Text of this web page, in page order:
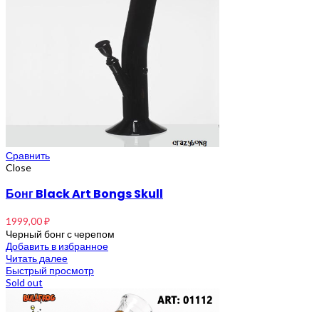
Сравнить
Close
Бонг Black Art Bongs Skull
1999,00₽
Черный бонг с черепом
Добавить в избранное
Читать далее
Быстрый просмотр
Sold out